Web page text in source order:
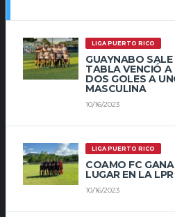
LIGA PUERTO RICO
GUAYNABO
TABLA VENCIÓ
DOS GOLES A
MASCULINA
10/16/2023
LIGA PUERTO RICO
COAMO FC
LUGAR EN LA
10/16/2023